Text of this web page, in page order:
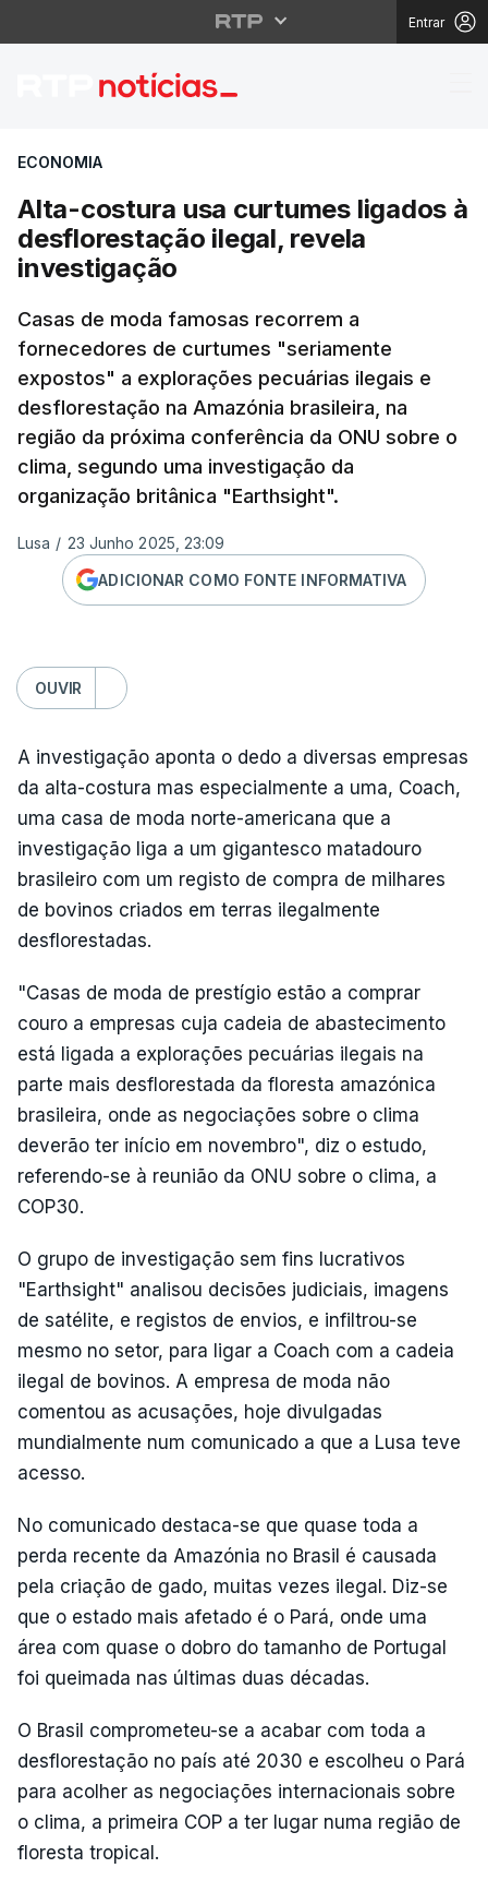
Entrar
Alta-costura usa
ECONOMIA
Alta-costura usa curtumes ligados à
desflorestação ilegal, revela
investigação
Casas de moda famosas recorrem a
fornecedores de curtumes "seriamente
expostos" a explorações pecuárias ilegais e
desflorestação na Amazónia brasileira, na
região da próxima conferência da ONU sobre o
clima, segundo uma investigação da
organização britânica "Earthsight".
Lusa / 23 Junho 2025, 23:09
ADICIONAR COMO FONTE INFORMATIVA
OUVIR
A investigação aponta o dedo a diversas empresas
da alta-costura mas especialmente a uma, Coach,
uma casa de moda norte-americana que a
investigação liga a um gigantesco matadouro
brasileiro com um registo de compra de milhares
de bovinos criados em terras ilegalmente
desflorestadas.
"Casas de moda de prestígio estão a comprar
couro a empresas cuja cadeia de abastecimento
está ligada a explorações pecuárias ilegais na
parte mais desflorestada da floresta amazónica
brasileira, onde as negociações sobre o clima
deverão ter início em novembro", diz o estudo,
referendo-se à reunião da ONU sobre o clima, a
COP30.
O grupo de investigação sem fins lucrativos
"Earthsight" analisou decisões judiciais, imagens
de satélite, e registos de envios, e infiltrou-se
mesmo no setor, para ligar a Coach com a cadeia
ilegal de bovinos. A empresa de moda não
comentou as acusações, hoje divulgadas
mundialmente num comunicado a que a Lusa teve
acesso.
No comunicado destaca-se que quase toda a
perda recente da Amazónia no Brasil é causada
pela criação de gado, muitas vezes ilegal. Diz-se
que o estado mais afetado é o Pará, onde uma
área com quase o dobro do tamanho de Portugal
foi queimada nas últimas duas décadas.
O Brasil comprometeu-se a acabar com toda a
desflorestação no país até 2030 e escolheu o Pará
para acolher as negociações internacionais sobre
o clima, a primeira COP a ter lugar numa região de
floresta tropical.